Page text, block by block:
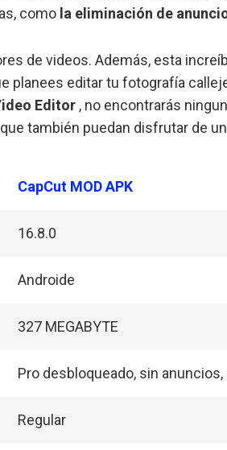
como la eliminación de
de videos. Además, esta
planees editar tu fotografía
Editor, no encontrarás
también puedan disfrutar de
CapCut MOD APK
16.8.0
Androide
327 MEGABYTE
Pro desbloqueado, sin
Regular